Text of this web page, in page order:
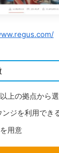
の任せられる
、自分で自由
イミングでま
合に合わせた
ず荷物の受け
第、メールに
上の拠点から
ンジを利用でき
用意